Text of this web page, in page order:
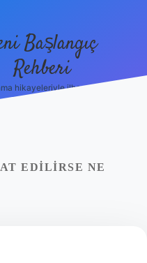
Başlangıç
Rehberi
hikayeleriyle ilham bul!
EDILIRSE NE